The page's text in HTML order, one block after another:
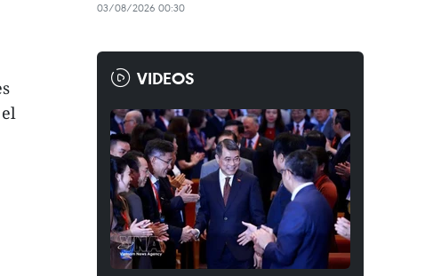
03/08/2026 00:30
VIDEOS